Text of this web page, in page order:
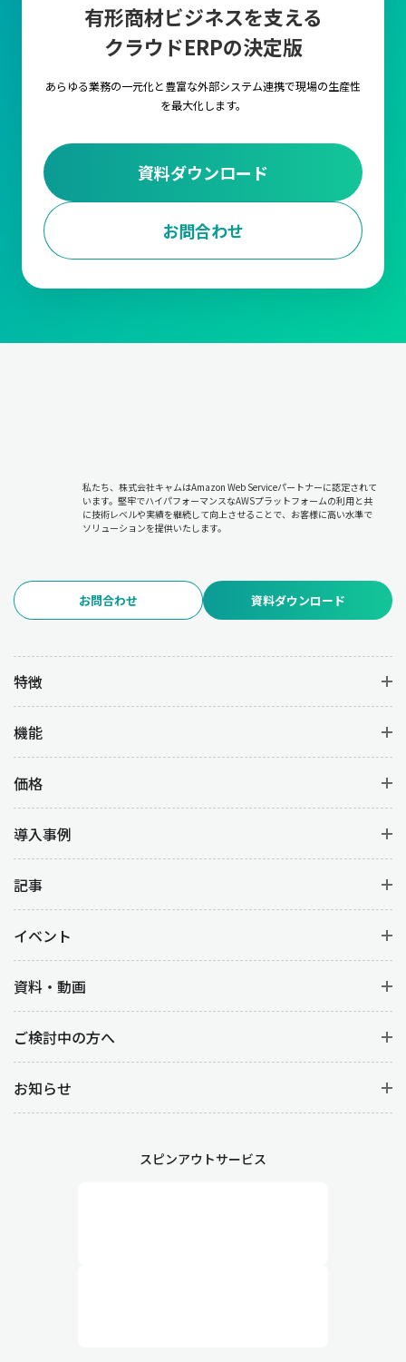
有形商材ビジネスを支える
クラウドERPの決定版
あらゆる業務の一元化と豊富な外部システム連携で現場の生産性
を最大化します。
資料ダウンロード
お問合わせ
私たち、株式会社キャムはAmazon Web Serviceパートナーに認定されて
います。堅牢でハイパフォーマンスなAWSプラットフォームの利用と共
に技術レベルや実績を継続して向上させることで、お客様に高い水準で
ソリューションを提供いたします。
お問合わせ 資料ダウンロード
特徴
機能
価格
導入事例
記事
イベント
資料・動画
ご検討中の方へ
お知らせ
スピンアウトサービス